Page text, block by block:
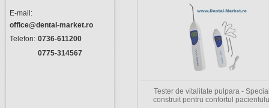
E-mail:
office@dental-market.ro
Telefon: 0736-611200
0775-314567
Tester de vitalitate pulpara -
construit pentru confortul